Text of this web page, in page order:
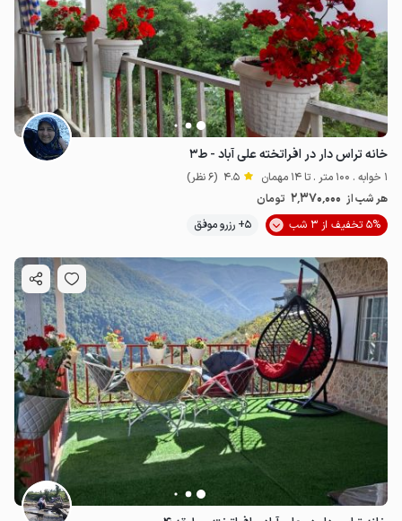
خانه تراس دار در افراتخته علی آباد - ط۳
1 خوابه . 100 متر . تا 14 مهمان 4.5 (6 نظر)
هر شب از 2٬370٬000 تومان
5% تخفیف از 3 شب
5+ رزرو موفق